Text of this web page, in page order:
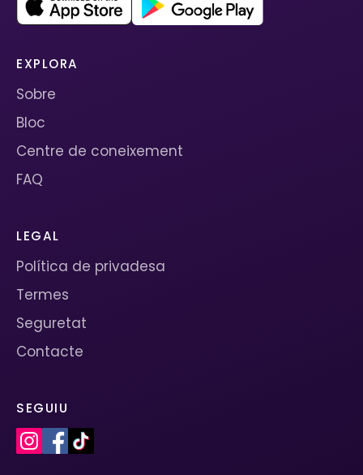
EXPLORA
Sobre
Bloc
Centre de coneixement
FAQ
LEGAL
Política de privadesa
Termes
Seguretat
Contacte
SEGUIU